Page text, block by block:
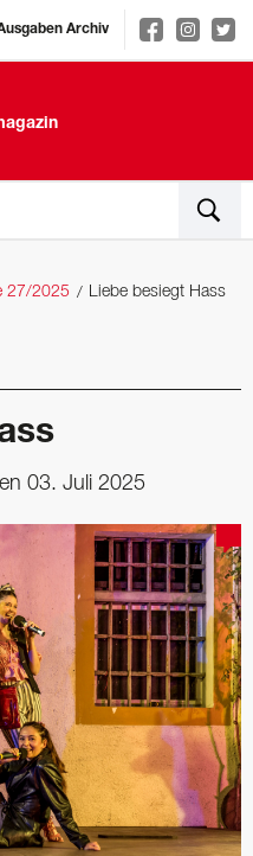
Archiv
27/2025 Liebe besiegt Hass
03. Juli 2025